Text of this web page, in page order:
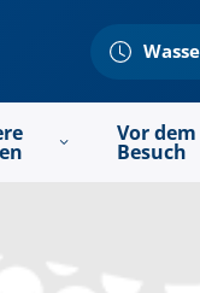
Vor dem
Besuch